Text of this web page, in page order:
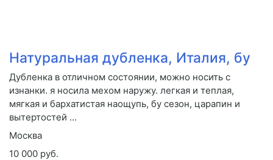
Натуральная дубленка, Италия, бу
Дубленка в отличном состоянии, можно носить с
изнанки. я носила мехом наружу. легкая и теплая,
мягкая и бархатистая наощупь, бу сезон, царапин и
вытертостей ...
Москва
10 000 руб.